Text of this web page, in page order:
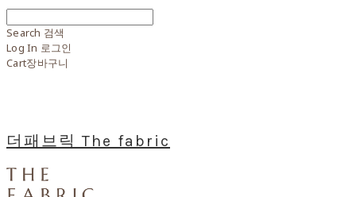
Search 검색
Log In 로그인
Cart장바구니
더패브릭 The fabric